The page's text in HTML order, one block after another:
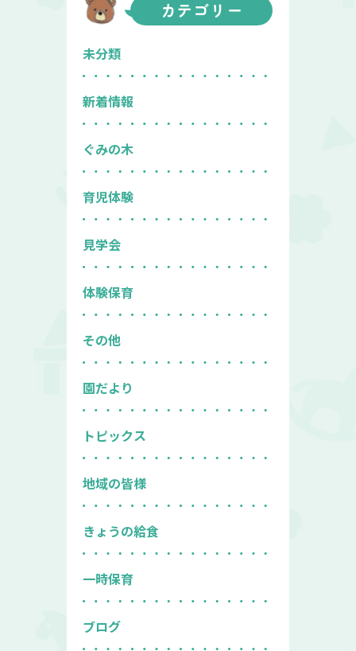
カテゴリー
未分類
新着情報
ぐみの木
育児体験
見学会
体験保育
その他
園だより
トピックス
地域の皆様
きょうの給食
一時保育
ブログ